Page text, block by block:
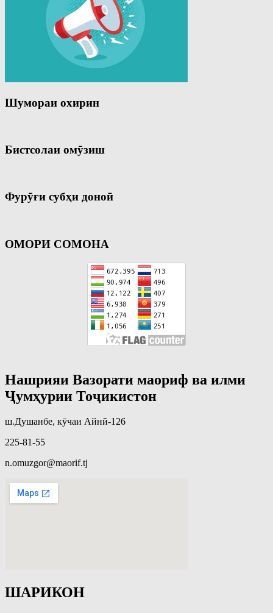
Шумораи охирин
Бистсолаи омӯзиш
Фурӯғи субҳи доноӣ
ОМОРИ СОМОНА
Нашрияи Вазорати маориф ва илми
Ҷумҳурии Тоҷикистон
ш.Душанбе, кӯчаи Айнӣ-126
225-81-55
n.omuzgor@maorif.tj
ШАРИКОН